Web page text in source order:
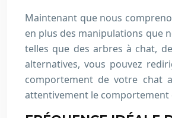
Maintenant que nous
en plus des manipulations que
telles que des arbres à chat,
alternatives, vous pouvez
comportement de votre chat
attentivement le comportement